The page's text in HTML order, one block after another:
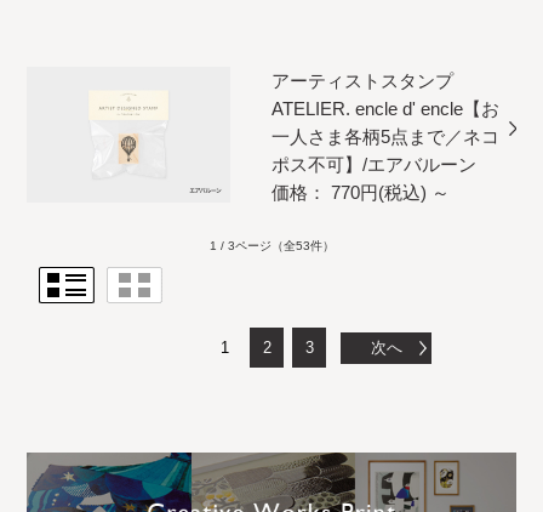
アーティストスタンプ
ATELIER. encle d' encle【お
一人さま各柄5点まで／ネコ
ポス不可】/エアバルーン
価格： 770円(税込) ～
1 / 3ページ （全53件）
1 2 3 次へ